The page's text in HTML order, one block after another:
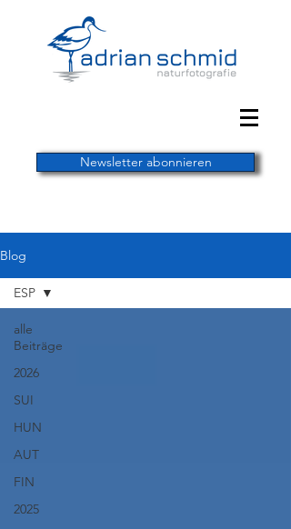
Newsletter abonnieren
Blog
alle
Beiträge
2026
SUI
HUN
AUT
FIN
2025
ESP